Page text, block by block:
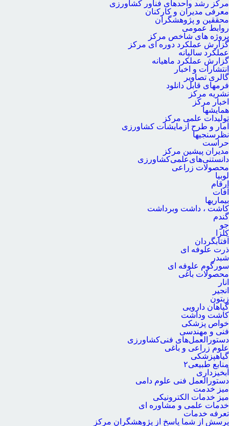
مرکز رشد واحدهای فناور کشاورزی
معرفی مدیران و کارکنان
محققین و پژوهشگران
روابط عمومی
پروژه های شاخص مرکز
گزارش عملکرد دوره ای مرکز
عملکرد سالیانه
گزارش عملکرد ماهیانه
انتشارات و اخبار
گالری تصاویر
فرمهای قابل دانلود
نشریه مرکز
اخبار مرکز
همایشها
تولیدات علمی مرکز
آمار و طرح آزمایشات کشاورزی
نظرسنجیها
حراست
مدیران پیشین مرکز
دانستنی‌های‌علمی‌کشاورزی
محصولات زراعی
لوبیا
ارقام
آفات
بیماریها
کاشت ، داشت وبرداشت
گندم
جو
کلزا
آفتابگردان
ذرت علوفه ای
شبدر
سورگوم علوفه ای
محصولات باغی
انار
انجیر
زیتون
گیاهان دارویی
کاشت وداشت
خواص پزشکی
فنی و مهندسی
دستورالعمل‌های فنی‌کشاورزی
علوم زراعی و باغی
گیاهپزشکی
منابع طبیعی۲
آبخیزداری
دستورالعمل فنی علوم دامی
میز خدمت
میز خدمات الکترونیکی
خدمات علمی و مشاوره ای
تعرفه خدمات
پرسش از شما پاسخ از پژوهشگران مرکز